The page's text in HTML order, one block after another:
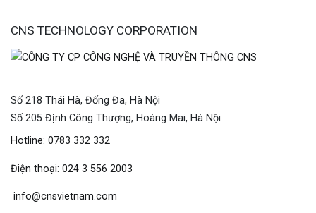
CNS TECHNOLOGY CORPORATION
Số 218 Thái Hà, Đống Đa, Hà Nội
Số 205 Định Công Thượng, Hoàng Mai, Hà Nội
Hotline: 0783 332 332
Điện thoại: 024 3 556 2003
info@cnsvietnam.com